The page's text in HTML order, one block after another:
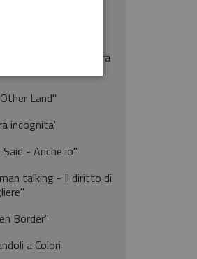
Varipapa incontra
Land"
incognita"
Said - Anche io"
talking - Il diritto di
Border"
a Colori